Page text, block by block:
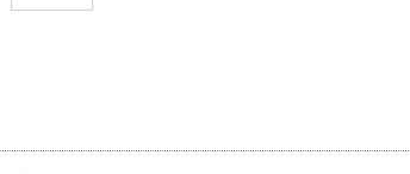
(vízmentes) gyógyszerkönyvi minőségben. Egyéb